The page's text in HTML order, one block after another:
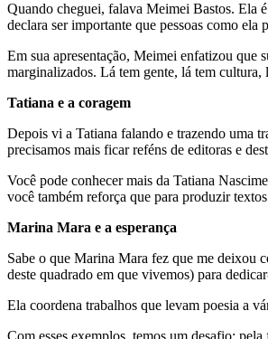
Quando cheguei, falava Meimei Bastos. Ela
declara ser importante que pessoas como
Em sua apresentação, Meimei enfatizou que
marginalizados. Lá tem gente, lá tem cultura,
Tatiana e a coragem
Depois vi a Tatiana falando e trazendo uma
precisamos mais ficar reféns de editoras e
Você pode conhecer mais da Tatiana
você também reforça que para produzir
Marina Mara e a esperança
Sabe o que Marina Mara fez que me deixou
deste quadrado em que vivemos) para
Ela coordena trabalhos que levam poesia a